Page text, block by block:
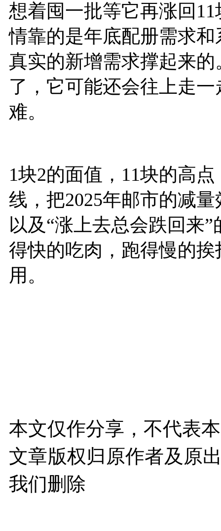
想着囤一批等它再涨回
情靠的是年底配册需求
真实的新增需求撑起来
了，它可能还会往上走
难。
1块2的面值，11块的高
线，把2025年邮市的减
以及“涨上去总会跌回来
得快的吃肉，跑得慢的
用。
本文仅作分享，不代表
文章版权归原作者及原
我们删除